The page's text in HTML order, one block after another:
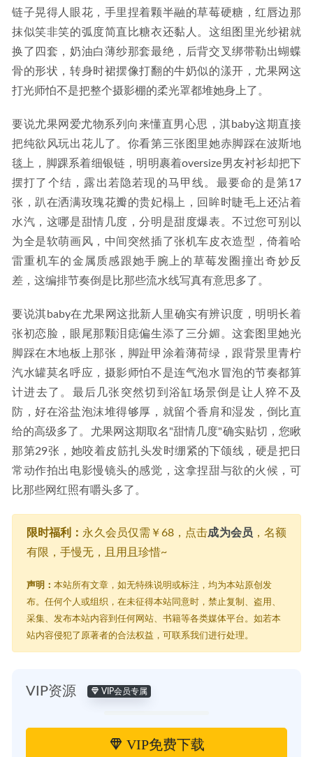
链子晃得人眼花，手里捏着颗半融的草莓硬糖，红唇边那
抹似笑非笑的弧度简直比糖衣还黏人。这组图里光纱裙就
换了四套，奶油白薄纱那套最绝，后背交叉绑带勒出蝴蝶
骨的形状，转身时裙摆像打翻的牛奶似的漾开，尤果网这
打光师怕不是把整个摄影棚的柔光罩都堆她身上了。
要说尤果网爱尤物系列向来懂直男心思，淇baby这期直接
把纯欲风玩出花儿了。你看第三张图里她赤脚踩在波斯地
毯上，脚踝系着细银链，明明裹着oversize男友衬衫却把下
摆打了个结，露出若隐若现的马甲线。最要命的是第17
张，趴在洒满玫瑰花瓣的贵妃榻上，回眸时睫毛上还沾着
水汽，这哪是甜情几度，分明是甜度爆表。不过您可别以
为全是软萌画风，中间突然插了张机车皮衣造型，倚着哈
雷重机车的金属质感跟她手腕上的草莓发圈撞出奇妙反
差，这编排节奏倒是比那些流水线写真有意思多了。
要说淇baby在尤果网这批新人里确实有辨识度，明明长着
张初恋脸，眼尾那颗泪痣偏生添了三分媚。这套图里她光
脚踩在木地板上那张，脚趾甲涂着薄荷绿，跟背景里青柠
汽水罐莫名呼应，摄影师怕不是连气泡水冒泡的节奏都算
计进去了。最后几张突然切到浴缸场景倒是让人猝不及
防，好在浴盐泡沫堆得够厚，就留个香肩和湿发，倒比直
给的高级多了。尤果网这期取名"甜情几度"确实贴切，您瞅
那第29张，她咬着皮筋扎头发时绷紧的下颌线，硬是把日
常动作拍出电影慢镜头的感觉，这拿捏甜与欲的火候，可
比那些网红照有嚼头多了。
限时福利： 永久会员仅需￥68，点击成为会员 ，名额
有限，手慢无，且用且珍惜~
声明： 本站所有文章，如无特殊说明或标注，均为本站原创发
布。任何个人或组织，在未征得本站同意时，禁止复制、盗用、
采集、发布本站内容到任何网站、书籍等各类媒体平台。如若本
站内容侵犯了原著者的合法权益，可联系我们进行处理。
VIP资源 VIP会员专属
VIP免费下载